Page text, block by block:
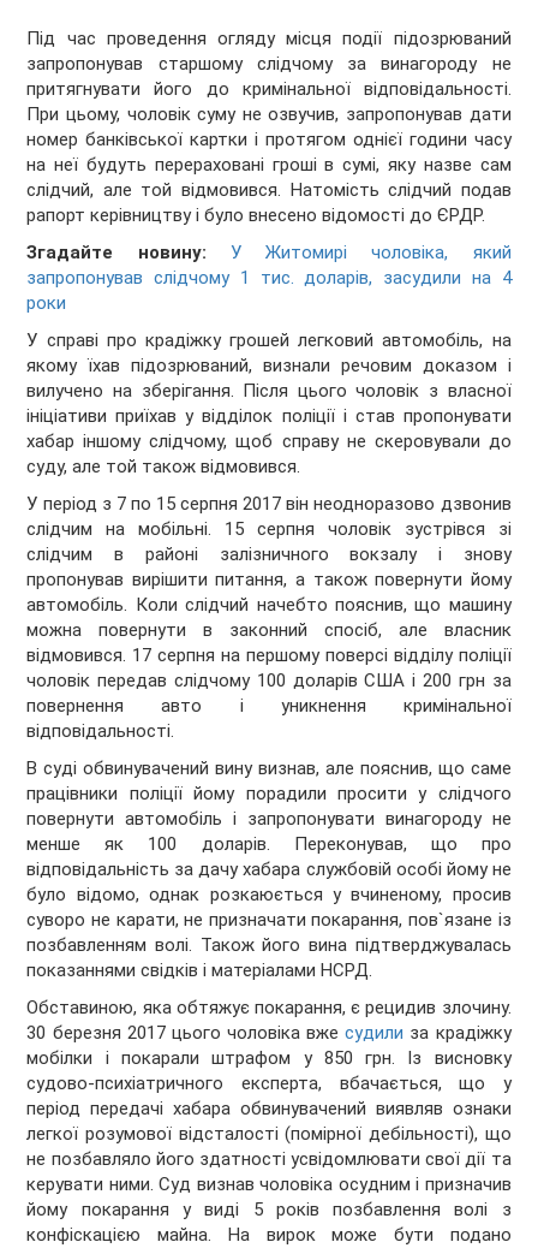
Під час проведення огляду місця події підозрюваний
запропонував старшому слідчому за винагороду не
притягнувати його до кримінальної відповідальності.
При цьому, чоловік суму не озвучив, запропонував дати
номер банківської картки і протягом однієї години часу
на неї будуть перераховані гроші в сумі, яку назве сам
слідчий, але той відмовився. Натомість слідчий подав
рапорт керівництву і було внесено відомості до ЄРДР.
Згадайте новину:
У Житомирі чоловіка, який
запропонував слідчому 1 тис. доларів, засудили на 4
роки
У справі про крадіжку грошей легковий автомобіль, на
якому їхав підозрюваний, визнали речовим доказом і
вилучено на зберігання. Після цього чоловік з власної
ініціативи приїхав у відділок поліції і став пропонувати
хабар іншому слідчому, щоб справу не скеровували до
суду, але той також відмовився.
У період з 7 по 15 серпня 2017 він неодноразово дзвонив
слідчим на мобільні. 15 серпня чоловік зустрівся зі
слідчим в районі залізничного вокзалу і знову
пропонував вирішити питання, а також повернути йому
автомобіль. Коли слідчий начебто пояснив, що машину
можна повернути в законний спосіб, але власник
відмовився. 17 серпня на першому поверсі відділу поліції
чоловік передав слідчому 100 доларів США і 200 грн за
повернення авто і уникнення кримінальної
відповідальності.
В суді обвинувачений вину визнав, але пояснив, що саме
працівники поліції йому порадили просити у слідчого
повернути автомобіль і запропонувати винагороду не
менше як 100 доларів. Переконував, що про
відповідальність за дачу хабара службовій особі йому не
було відомо, однак розкаюється у вчиненому, просив
суворо не карати, не призначати покарання, пов`язане із
позбавленням волі. Також його вина підтверджувалась
показаннями свідків і матеріалами НСРД.
Обставиною, яка обтяжує покарання, є рецидив злочину.
30 березня 2017 цього чоловіка вжесудили за крадіжку
мобілки і покарали штрафом у 850 грн. Із висновку
судово-психіатричного експерта, вбачається, що у
період передачі хабара обвинувачений виявляв ознаки
легкої розумової відсталості (помірної дебільності), що
не позбавляло його здатності усвідомлювати свої дії та
керувати ними. Суд визнав чоловіка осудним і призначив
йому покарання у виді 5 років позбавлення волі з
конфіскацією майна. На вирок може бути подано